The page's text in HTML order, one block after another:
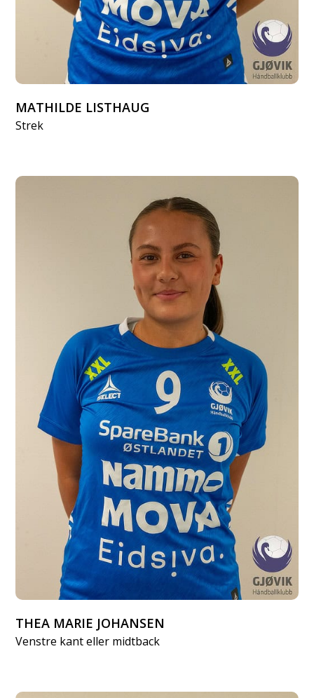
MATHILDE LISTHAUG
Strek
THEA MARIE JOHANSEN
Venstre kant eller midtback